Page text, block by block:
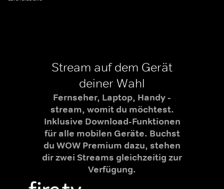
Stream auf dem Gerät
deiner Wahl
Fernseher, Laptop, Handy -
stream, womit du möchtest.
Inklusive Download-Funktionen
für alle mobilen Geräte. Buchst
du WOW Premium dazu, stehen
dir zwei Streams gleichzeitig zur
Verfügung.